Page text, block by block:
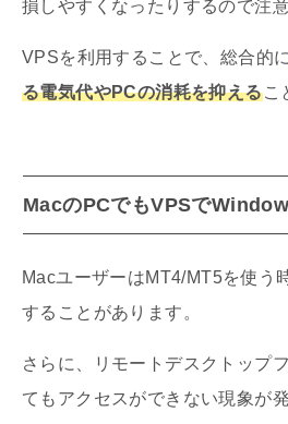
損しやすくなったりするので注
VPSを利用することで、総合的
る電気代やPCの消耗を抑えるこ
MacのPCでもVPSで
MacユーザーはMT4/MT5を使う
することがあります。
さらに、リモートデスクトップ
てもアクセスができない現象が